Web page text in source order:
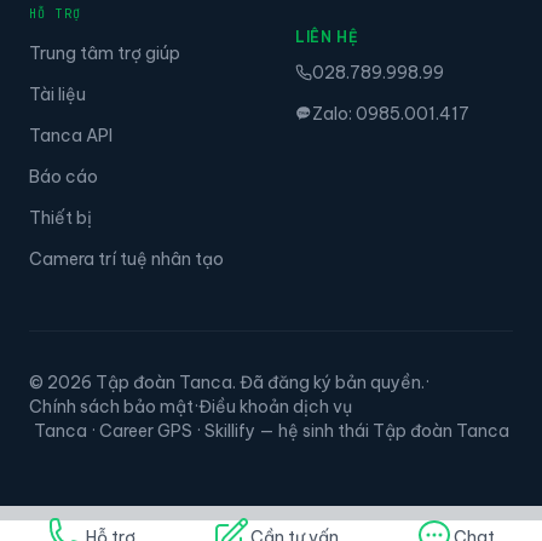
HỖ TRỢ
Trung tâm trợ giúp
Tài liệu
Tanca API
Báo cáo
Thiết bị
Camera trí tuệ nhân tạo
LIÊN HỆ
028.789.998.99
Zalo: 0985.001.417
© 2026 Tập đoàn Tanca. Đã đăng ký bản quyền.·
Chính sách bảo mật·Điều khoản dịch vụ
Tanca · Career GPS · Skillify — hệ sinh thái Tập đoàn Tanca